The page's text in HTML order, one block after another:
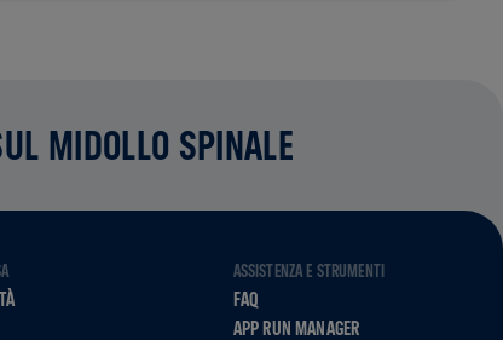
MIDOLLO SPINALE
ASSISTENZA E STRUMENTI
FAQ
APP RUN MANAGER